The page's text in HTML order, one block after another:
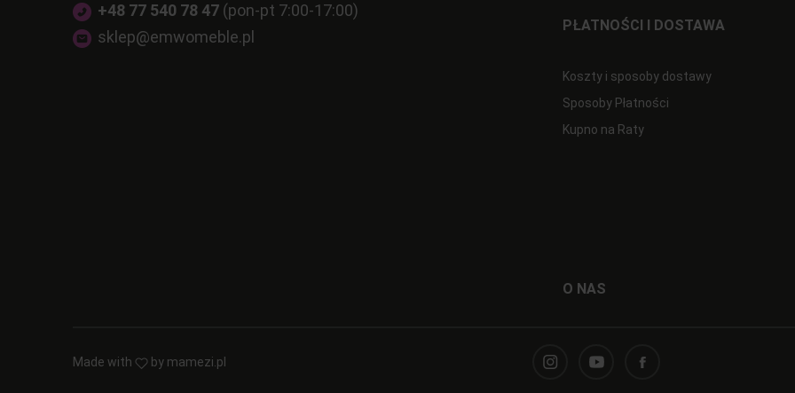
+48 77 540 78 47 (pon-pt 7:00-17:00)
sklep@emwomeble.pl
PŁATNOŚCI I DOSTAWA
Koszty i sposoby dostawy
Sposoby Płatności
Kupno na Raty
O NAS
Made with by mamezi.pl